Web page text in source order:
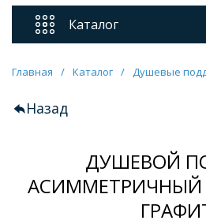
Каталог
Смесители
Унитазы
Мебель для ванных
Главная / Каталог / Душевые
Назад
ДУШЕВОЙ
АСИММЕТРИЧНЫЙ